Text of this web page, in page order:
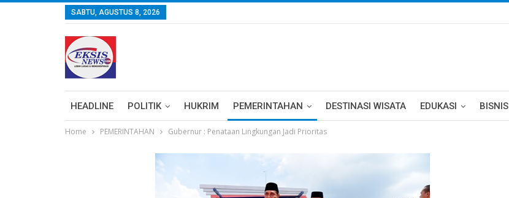
SABTU, AGUSTUS 8, 2026
HEADLINE POLITIK HUKRIM PEMERINTAHAN DESTINASI WISATA EDUKASI BISNIS
Home PEMERINTAHAN Gubernur : Penataan Lingkungan Jadi Prioritas